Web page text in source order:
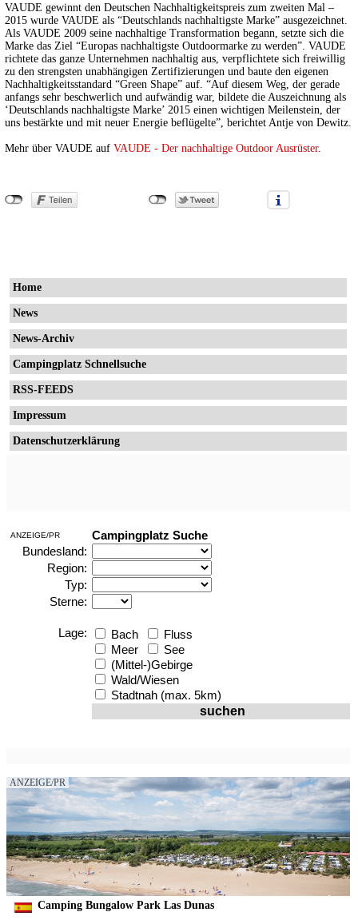
VAUDE gewinnt den Deutschen Nachhaltigkeitspreis zum zweiten Mal –
2015 wurde VAUDE als “Deutschlands nachhaltigste Marke” ausgezeichnet.
Als VAUDE 2009 seine nachhaltige Transformation begann, setzte sich die
Marke das Ziel “Europas nachhaltigste Outdoormarke zu werden”. VAUDE
richtete das ganze Unternehmen nachhaltig aus, verpflichtete sich freiwillig
zu den strengsten unabhängigen Zertifizierungen und baute den eigenen
Nachhaltigkeitsstandard “Green Shape” auf. “Auf diesem Weg, der gerade
anfangs sehr beschwerlich und aufwändig war, bildete die Auszeichnung als
‘Deutschlands nachhaltigste Marke’ 2015 einen wichtigen Meilenstein, der
uns bestärkte und mit neuer Energie beflügelte”, berichtet Antje von Dewitz.
Mehr über VAUDE auf VAUDE - Der nachhaltige Outdoor Ausrüster.
Home
News
News-Archiv
Campingplatz Schnellsuche
RSS-FEEDS
Impressum
Datenschutzerklärung